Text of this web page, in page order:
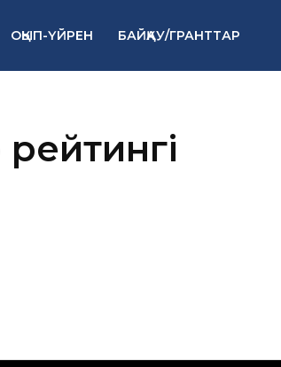
ОҚЫП-ҮЙРЕН БАЙҚАУ/ГРАНТТАР
рейтингі